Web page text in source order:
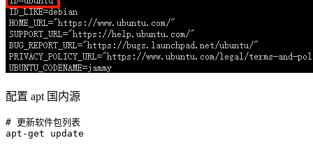
配置 apt 国内源
# 更新软件包列表
apt-get